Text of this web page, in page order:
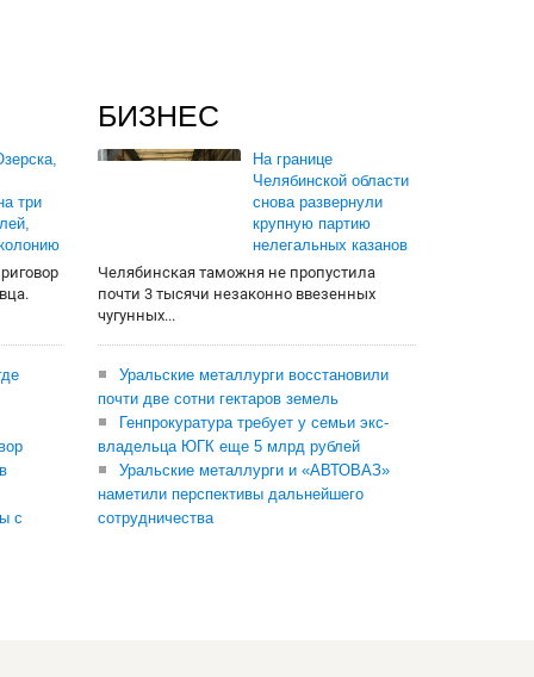
три
с
БИЗНЕС
На границе
Челябинской области
снова развернули
крупную партию
нелегальных казанов
Челябинская таможня не пропустила
почти 3 тысячи незаконно ввезенных
чугунных...
Уральские металлурги восстановили
почти две сотни гектаров земель
Генпрокуратура требует у семьи экс-
владельца ЮГК еще 5 млрд рублей
Уральские металлурги и «АВТОВАЗ»
наметили перспективы дальнейшего
сотрудничества